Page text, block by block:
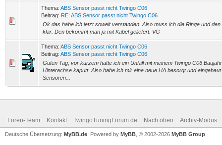
Thema: ABS Sensor passt nicht Twingo C06
Beitrag: RE: ABS Sensor passt nicht Twingo C06
Ok das habe ich jetzt soweit verstanden. Also muss ich die Ringe und
klar. Den bekommt man ja mit Kabel geliefert. VG
Thema: ABS Sensor passt nicht Twingo C06
Beitrag: ABS Sensor passt nicht Twingo C06
Guten Tag, vor kurzem hatte ich ein Unfall mit meinem Twingo C06
Hinterachse kaputt. Also habe ich mir eine neue HA besorgt und
Sensoren...
Foren-Team Kontakt TwingoTuningForum.de Nach oben Archiv-Modus
Deutsche Übersetzung: MyBB.de , Powered by MyBB , © 2002-2026 MyBB Group